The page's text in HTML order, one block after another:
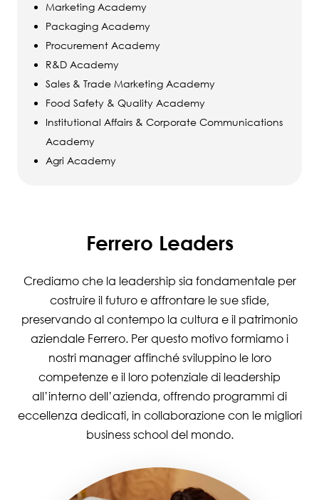
Marketing Academy
Packaging Academy
Procurement Academy
R&D Academy
Sales & Trade Marketing Academy
Food Safety & Quality Academy
Institutional Affairs & Corporate Communications
Academy
Agri Academy
Ferrero Leaders
Crediamo che la leadership sia fondamentale per
costruire il futuro e affrontare le sue sfide,
preservando al contempo la cultura e il patrimonio
aziendale Ferrero. Per questo motivo formiamo i
nostri manager affinché sviluppino le loro
competenze e il loro potenziale di leadership
all’interno dell’azienda, offrendo programmi di
eccellenza dedicati, in collaborazione con le migliori
business school del mondo.